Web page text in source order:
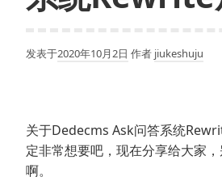
发表于2020年10月2日 作者 jiukeshuju
关于Dedecms Ask问答系统
定非常想要吧，现在分享给大家
啊。